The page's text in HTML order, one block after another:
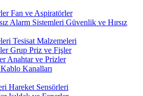
Fan ve Aspiratörler
Güvenlik ve Hırsız
Tesisat Malzemeleri
Grup Priz ve Fişler
Anahtar ve Prizler
Kablo Kanalları
Hareket Sensörleri